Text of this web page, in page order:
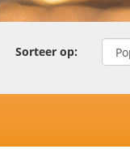
Sorteer op: